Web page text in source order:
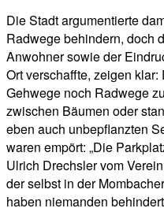
Die Stadt argumentierte
Radwege behindern, doch
Anwohner sowie der
Ort verschaffte, zeigen
Gehwege noch Radwege
zwischen Bäumen oder
eben auch unbepflanzten
waren empört: „Die
Ulrich Drechsler vom
der selbst in der
haben niemanden